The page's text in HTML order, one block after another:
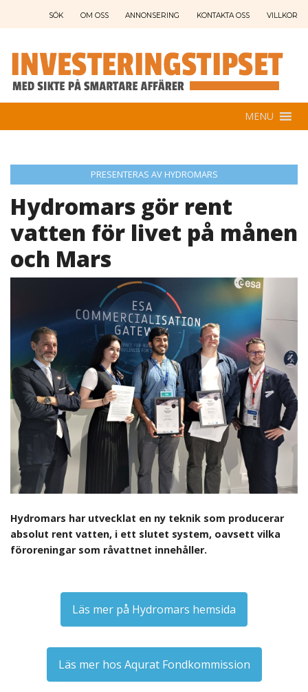
SÖK OM OSS ANNONSERING KONTAKTA OSS VILLKOR
MENU
PRESENTERAS AV HYDROMARS
Hydromars gör rent
vatten för livet på månen
och Mars
Hydromars har utvecklat en ny teknik som producerar
absolut rent vatten, i ett slutet system, oavsett vilka
föroreningar som råvattnet innehåller.
Läs mer på Hydromars hemsida
Läs mer hos Aqurat Fondkommission